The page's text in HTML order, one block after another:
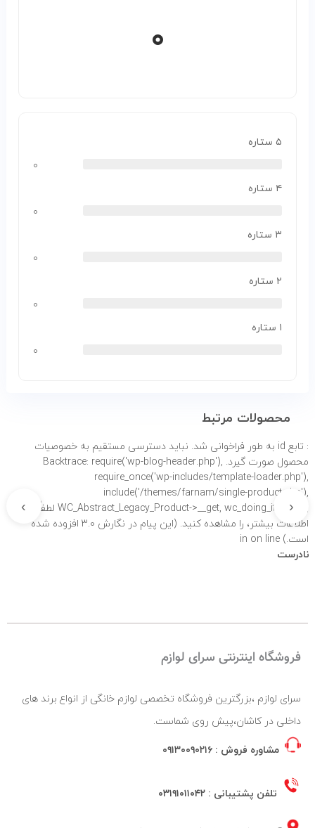
۰
۵ ستاره
۰
۴ ستاره
۰
۳ ستاره
۰
۲ ستاره
۰
۱ ستاره
۰
محصولات مرتبط
: تابع id به طور
فراخوانی شد. نباید دسترسی مستقیم به خصوصیات
محصول صورت گیرد. Backtrace: require('wp-blog-header.php'),
require_once('wp-includes/template-loader.php'),
include('/themes/farnam/single-product.php'),
WC_Abstract_Legacy_Product->__get, wc_doing_it_wrong لطفاً برای
اطلاعات بیشتر،
را مشاهده کنید. (این پیام در نگارش 3.0 افزوده شده
است.) in on line
نادرست
‹
›
فروشگاه اینترنتی سرای لوازم
سرای لوازم ،بزرگترین فروشگاه تخصصی لوازم خانگی از انواع برند های
داخلی در کاشان،پیش روی شماست.
مشاوره فروش : ۰۹۱۳۰۰۹۰۲۱۶
تلفن پشتیبانی : ۰۳۱۹۱۰۱۱۰۴۲